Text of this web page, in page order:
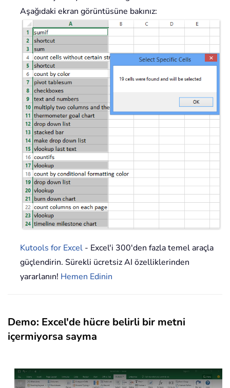
Aşağıdaki ekran görüntüsüne bakınız:
Kutools for Excel - Excel'i 300'den fazla temel araçla
güçlendirin. Sürekli ücretsiz AI özelliklerinden
yararlanın! Hemen Edinin
Demo: Excel'de hücre belirli bir metni
içermiyorsa sayma